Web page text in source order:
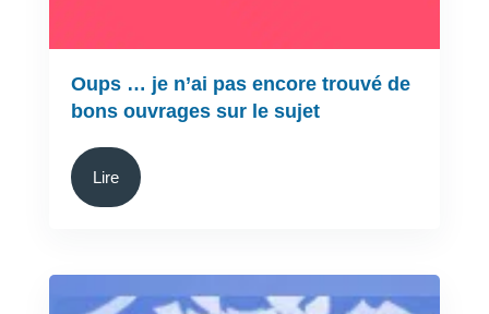
Oups … je n’ai pas encore trouvé de
bons ouvrages sur le sujet
Lire